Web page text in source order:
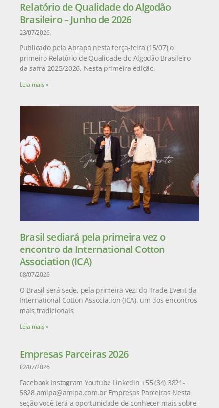
Relatório de Qualidade do Algodão
Brasileiro – Junho de 2026
23/07/2026
Publicado pela Abrapa nesta terça-feira (15/07) o
primeiro Relatório de Qualidade do Algodão Brasileiro
da safra 2025/2026. Nesta primeira edição,
Leia mais »
Brasil sediará pela primeira vez o
encontro da International Cotton
Association (ICA)
08/07/2026
O Brasil será sede, pela primeira vez, do Trade Event da
International Cotton Association (ICA), um dos encontros
mais tradicionais
Leia mais »
Empresas Parceiras 2026
02/07/2026
Facebook Instagram Youtube Linkedin +55 (34) 3821-
5828 amipa@amipa.com.br Empresas Parceiras Nesta
seção você terá a oportunidade de conhecer mais sobre